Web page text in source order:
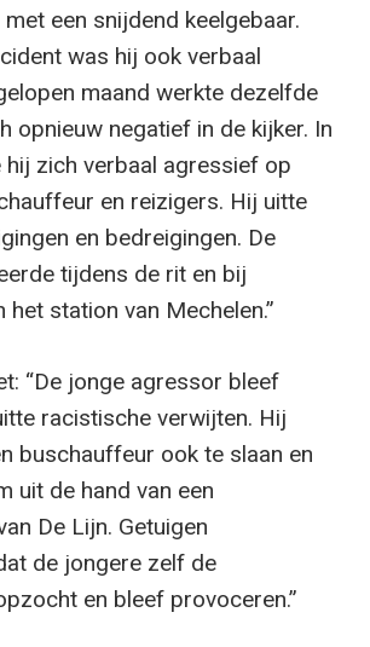
een snijdend keelgebaar.
was hij ook verbaal
maand werkte dezelfde
opnieuw negatief in de kijker. In
hij zich verbaal agressief op
en reizigers. Hij uitte
en bedreigingen. De
tijdens de rit en bij
het station van Mechelen.”
“De jonge agressor bleef
racistische verwijten. Hij
buschauffeur ook te slaan en
uit de hand van een
De Lijn. Getuigen
de jongere zelf de
en bleef provoceren.”